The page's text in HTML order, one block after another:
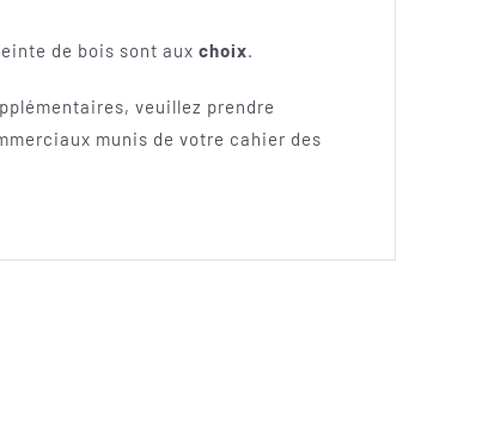
de bois sont aux choix.
veuillez prendre
munis de votre cahier des